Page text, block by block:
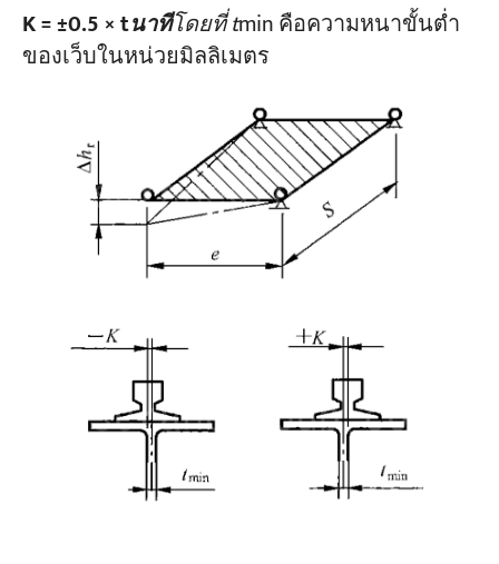
K = ±0.5 × tนาทีโดยที่ tmin คือความหนาขั้นต่ำ
ของเว็บในหน่วยมิลลิเมตร